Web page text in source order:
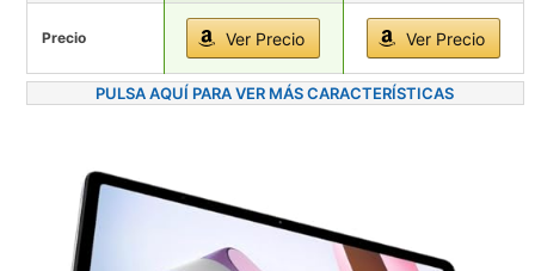
Precio Ver Precio Ver Precio
PULSA AQUÍ PARA VER MÁS CARACTERÍSTICAS